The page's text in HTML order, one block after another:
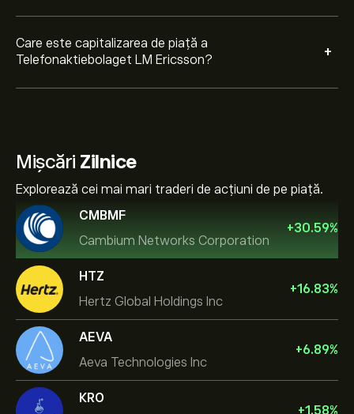
Care este capitalizarea de piață a
Telefonaktiebolaget LM Ericsson?
+
Mișcări Zilnice
Explorează cei mai mari traderi de acțiuni de pe piață.
CMBMF
Cambium Networks Corporation
+30.59%
HTZ
Hertz Global Holdings Inc
+16.83%
AEVA
Aeva Technologies Inc
+6.89%
KRO
+1.58%